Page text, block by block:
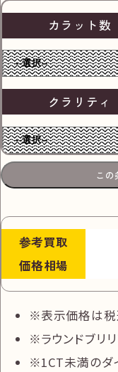
カラット数
クラリティ
こ
参考買取
価格相場
表示価格は税
ラウンドブリ
1CT未満のダ